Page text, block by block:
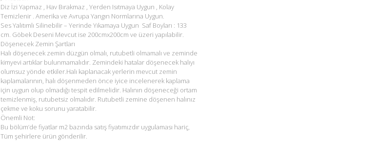
Diz İzi Yapmaz , Hav Bırakmaz , Yerden Isıtmaya Uygun , Kolay
Temizlenir . Amerika ve Avrupa Yangın Normlarına Uygun.
Ses Yalıtımlı Silinebilir – Yerinde Yıkamaya Uygun Saf Boyları : 133
cm. Göbek Deseni Mevcut ise 200cmx200cm ve üzeri yapılabilir.
Döşenecek Zemin Şartları
Halı döşenecek zemin düzgün olmalı, rutubetli olmamalı ve zeminde
kimyevi artıklar bulunmamalıdır. Zemindeki hatalar döşenecek halıyı
olumsuz yönde etkiler.Halı kaplanacak yerlerin mevcut zemin
kaplamalarının, halı döşenmeden önce iyice incelenerek kaplama
için uygun olup olmadığı tespit edilmelidir. Halının döşeneceği ortam
temizlenmiş, rutubetsiz olmalıdır. Rutubetli zemine döşenen halınız
çekme ve koku sorunu yaratabilir.
Önemli Not:
Bu bölüm’de fiyatlar m2 bazında satış fiyatımızdır uygulaması hariç,
Tüm şehirlere ürün gönderilir.